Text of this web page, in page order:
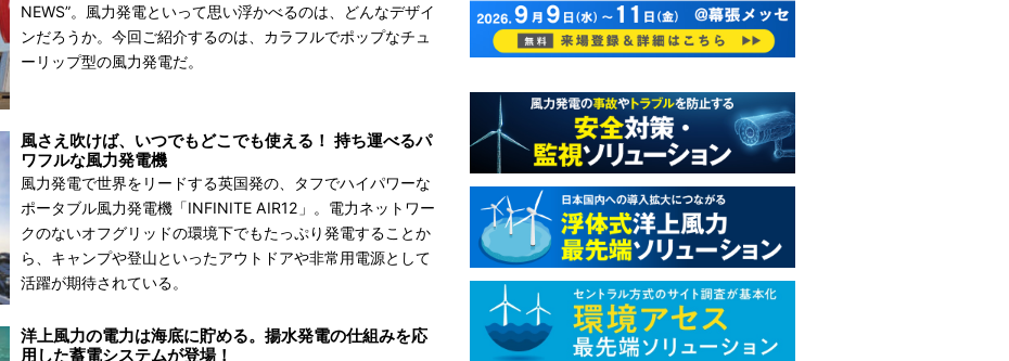
NEWS”。風力発電といって思い浮かべるのは、どんなデザイ
ンだろうか。今回ご紹介するのは、カラフルでポップなチュ
ーリップ型の風力発電だ。
風力発電で世界をリードする英国発の、タフでハイパワーな
ポータブル風力発電機「INFINITE AIR12」。電力ネットワー
クのないオフグリッドの環境下でもたっぷり発電することか
ら、キャンプや登山といったアウトドアや非常用電源として
活躍が期待されている。
風さえ吹けば、いつでもどこでも使える！ 持ち運べるパ
ワフルな風力発電機
洋上風力の電力は海底に貯める。揚水発電の仕組みを応
用した蓄電システムが登場！